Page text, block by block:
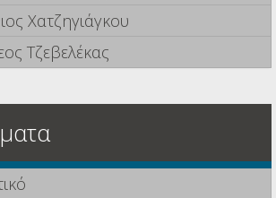
Χατζηγιάγκου
Τζεβελέκας